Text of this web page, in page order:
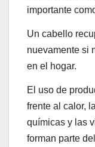
importante
Un cabello
nuevamente si
en el hogar.
El uso de
frente al calor,
químicas y las
forman parte